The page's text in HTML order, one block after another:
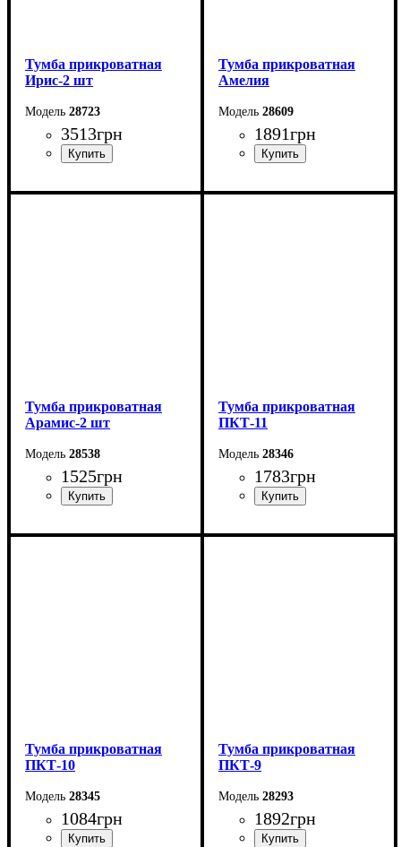
Тумба прикроватная
Ирис-2 шт
28723
3513грн
Ширина: 49 см
Тумба прикроватная
Амелия
28609
1891грн
Ширина: 50 см
Тумба прикроватная
Арамис-2 шт
28538
1525грн
Ширина: 40,2 см
Тумба прикроватная
ПКТ-11
28346
1783грн
Ширина: 40 см
Тумба прикроватная
ПКТ-10
28345
1084грн
Тумба прикроватная
ПКТ-9
28293
1892грн